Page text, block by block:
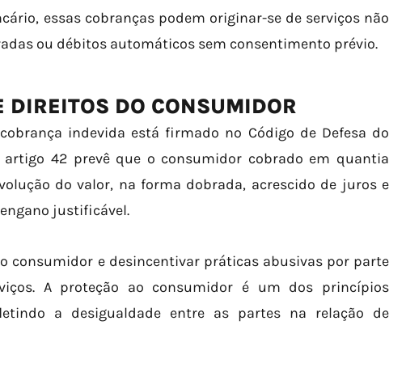
essas cobranças podem originar-se de serviços não
ou débitos automáticos sem consentimento prévio.
DIREITOS DO CONSUMIDOR
indevida está firmado no Código de Defesa do
artigo 42 prevê que o consumidor cobrado em quantia
do valor, na forma dobrada, acrescido de juros e
justificável.
consumidor e desincentivar práticas abusivas por parte
A proteção ao consumidor é um dos princípios
a desigualdade entre as partes na relação de